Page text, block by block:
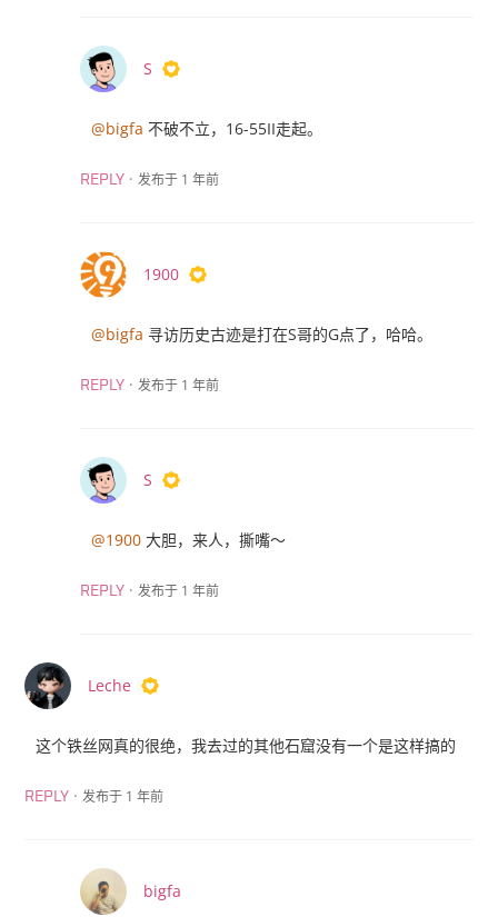
S
@bigfa 不破不立，16-55II走起。
REPLY ·发布于 1 年前
1900
@bigfa 寻访历史古迹是打在S哥的G点了，哈哈。
REPLY ·发布于 1 年前
S
@1900 大胆，来人，撕嘴～
REPLY ·发布于 1 年前
Leche
这个铁丝网真的很绝，我去过的其他石窟没有一个是这样搞的
REPLY ·发布于 1 年前
bigfa